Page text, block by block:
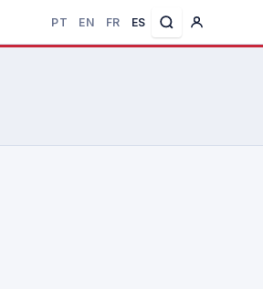
PT EN FR ES